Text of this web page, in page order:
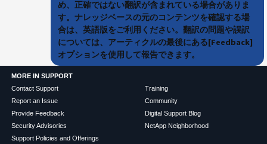
め、正確ではない翻訳が含まれている場合がありま
す。ナレッジベースの元のコンテンツを確認する場
合は、英語版をご利用ください。翻訳の問題や誤訳
については、アーティクルの最後にある[Feedback]
オプションを使用して報告できます。
MORE IN SUPPORT
Contact Support
Report an Issue
Provide Feedback
Security Advisories
Support Policies and Offerings
Training
Community
Digital Support Blog
NetApp Neighborhood